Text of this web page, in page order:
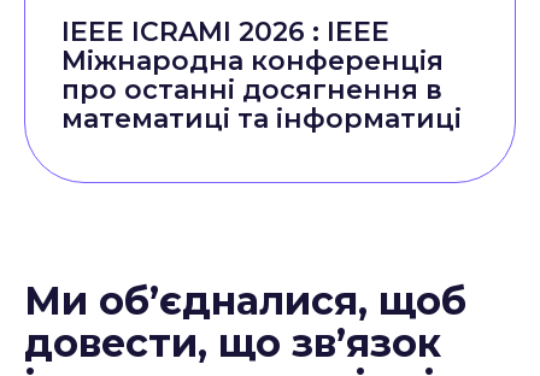
IEEE ICRAMI 2026 : IEEE
Міжнародна конференція
про останні досягнення в
математиці та інформатиці
Ми об’єдналися, щоб
довести, що зв’язок